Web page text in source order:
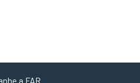
a FAR